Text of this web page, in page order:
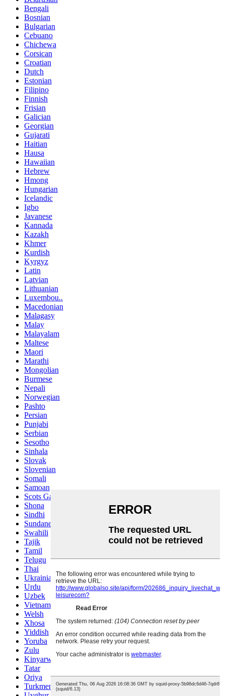
Bengali
Bosnian
Bulgarian
Cebuano
Chichewa
Corsican
Croatian
Dutch
Estonian
Filipino
Finnish
Frisian
Galician
Georgian
Gujarati
Haitian
Hausa
Hawaiian
Hebrew
Hmong
Hungarian
Icelandic
Igbo
Javanese
Kannada
Kazakh
Khmer
Kurdish
Kyrgyz
Latin
Latvian
Lithuanian
Luxembou..
Macedonian
Malagasy
Malay
Malayalam
Maltese
Maori
Marathi
Mongolian
Burmese
Nepali
Norwegian
Pashto
Persian
Punjabi
Serbian
Sesotho
Sinhala
Slovak
Slovenian
Somali
Samoan
Scots Gaelic
Shona
Sindhi
Sundanese
Swahili
Tajik
Tamil
Telugu
Thai
Ukrainian
Urdu
Uzbek
Vietnamese
Welsh
Xhosa
Yiddish
Yoruba
Zulu
Kinyarwanda
Tatar
Oriya
Turkmen